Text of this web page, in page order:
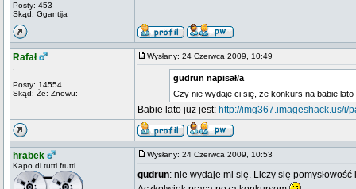
Posty: 453
Skąd: Ggantija
Rafał
Posty: 14554
Skąd: Że: Znowu:
Wysłany: 24 Czerwca 2009, 10:49
gudrun napisał/a
Czy nie wydaje ci się, że konkurs na babie lato
Babie lato już jest: http://img367.imageshack.us/i/
hrabek
Kapo di tutti frutti
Wysłany: 24 Czerwca 2009, 10:53
gudrun: nie wydaje mi się. Liczy się